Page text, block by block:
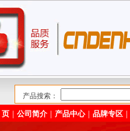
产品搜索：
｜ 公司简介｜ 产品中心｜ 品牌专区｜